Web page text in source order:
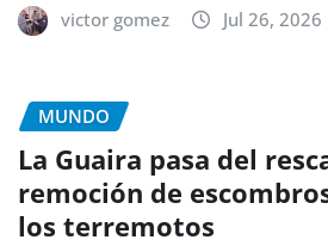
victor gomez Jul 26, 2026
MUNDO
La Guaira pasa del
remoción de
los terremotos